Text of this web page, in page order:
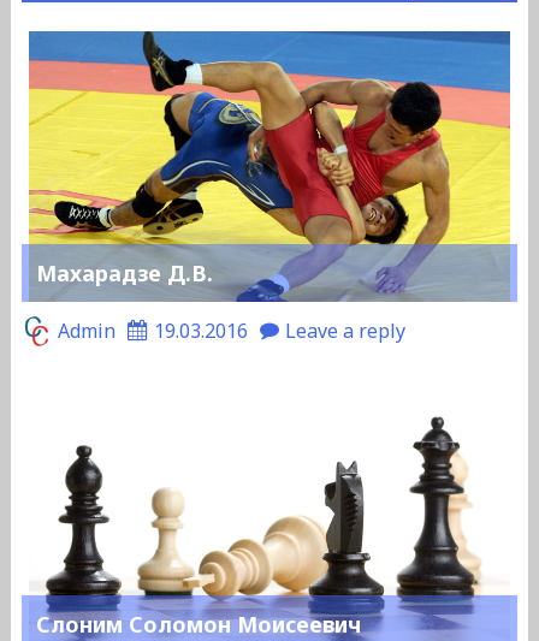
Махарадзе Д.В.
Admin 19.03.2016 Leave a reply
Слоним Соломон Моисеевич